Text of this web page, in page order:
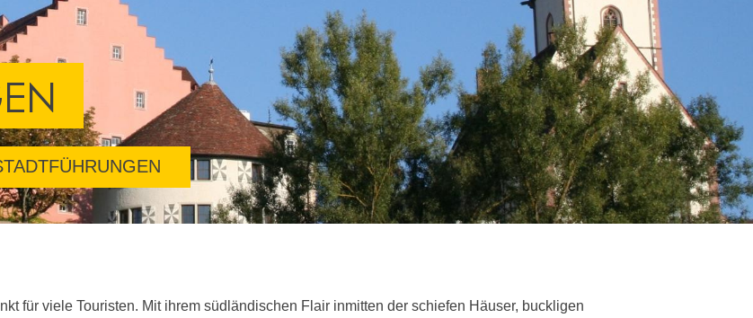
für viele Touristen. Mit ihrem südländischen Flair inmitten der schiefen Häuser, buckligen